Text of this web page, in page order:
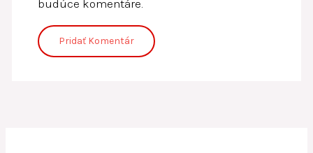
budúce komentáre.